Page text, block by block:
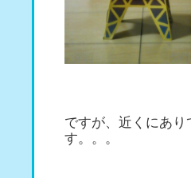
ですが、近くにあ
す。。。